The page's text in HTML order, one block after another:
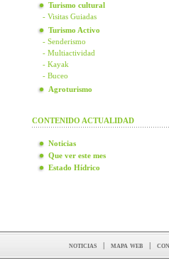
Turismo cultural
- Visitas Guiadas
Turismo Activo
- Senderismo
- Multiactividad
- Kayak
- Buceo
Agroturismo
CONTENIDO ACTUALIDAD
Noticias
Que ver este mes
Estado Hídrico
noticias | mapa web |